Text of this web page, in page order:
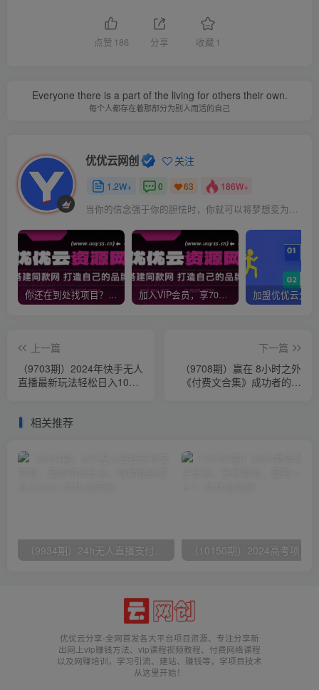
点赞 186 分享 收藏 1
Everyone there is a part of the living for others their own.
每个人都存在着那部分为别人而活的自己
优优云网创 关注
1.2W+ 0 63 186W+
当你的信念强于你的胆怯时，你就可以将梦想变为现实了
你还在到处找项目？还在当韭菜？我靠网创资源站一个月收入5万+，曾经我也是个失败者。 加入VIP会员，享70%的推广提成，免费学习多种网上创业课程，菜鸟秒变大神！
上一篇
（9703期）2024年快手无人
直播最新玩法轻松日入1000
下一篇
（9708期）赢在 8小时之外
《付费文合集》成功者的底
相关推荐
（9934期）24h无人直播支付宝项目，最新带货玩法，纯躺赚实测日入500+
优优云分享-全网首发各大平台项目资源、专注分享新
出网上vip赚钱方法、vip课程视频教程、付费网络课程
以及网赚培训，学习引流、建站、赚钱等，学项目技术
从这里开始！